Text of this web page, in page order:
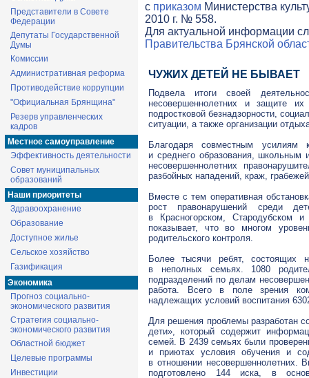
Представители в Совете
Федерации
Депутаты Государственной
Думы
Комиссии
Административная реформа
Противодействие коррупции
"Официальная Брянщина"
Резерв управленческих
кадров
Местное самоуправление
Эффективность деятельности
Совет муниципальных
образований
Наши приоритеты
Здравоохранение
Образование
Доступное жилье
Сельское хозяйство
Газификация
Экономика
Прогноз социально-
экономического развития
Стратегия социально-
экономического развития
Областной бюджет
Целевые программы
Инвестиции
с приказом Министерства
2010 г. № 558.
Для актуальной информации
Правительства Брянской
ЧУЖИХ ДЕТЕЙ НЕ БЫВАЕТ
Подвела итоги своей
несовершеннолетних и защите
подростковой безнадзорности,
ситуации, а также организации
Благодаря совместным усилиям
и среднего образования, школьным
несовершеннолетних
разбойных нападений, краж,
Вместе с тем оперативная
рост правонарушений среди
в Красногорском, Стародубском
показывает, что во многом
родительского контроля.
Более тысячи ребят, состоящих
в неполных семьях. 1080
подразделений по делам
работа. Всего в поле зрения
надлежащих условий воспитания
Для решения проблемы разработан
дети», который содержит
семей. В 2439 семьях были
и приютах условия обучения и
в отношении несовершеннолетних.
подготовлено 144 иска, в